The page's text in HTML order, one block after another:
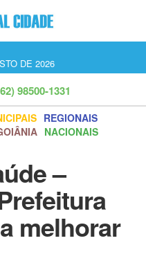
DE 2026
98500-1331
REGIONAIS
NACIONAIS
–
melhorar